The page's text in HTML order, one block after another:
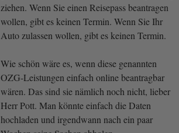
ziehen. Wenn Sie einen Reisepass beantragen
wollen, gibt es keinen Termin. Wenn Sie Ihr
Auto zulassen wollen, gibt es keinen Termin.
Wie schön wäre es, wenn diese genannten
OZG-Leistungen einfach online beantragbar
wären. Das sind sie nämlich noch nicht, lieber
Herr Pott. Man könnte einfach die Daten
hochladen und irgendwann nach ein paar